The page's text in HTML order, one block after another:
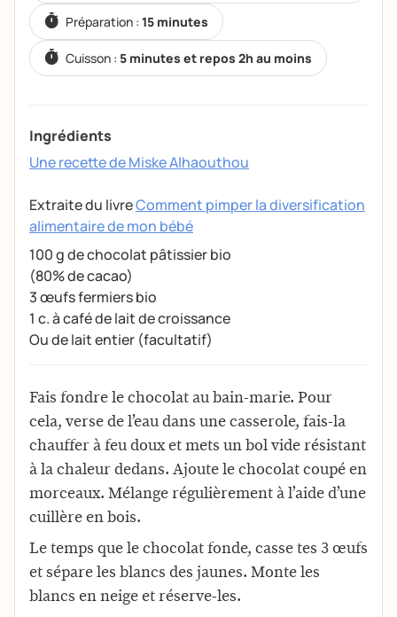
Préparation :15 minutes
Cuisson : 5 minutes et repos 2h au moins
Ingrédients
Une recette de MiskeAlhaouthou
Extraite du livreComment pimper la diversification
alimentaire de mon bébé
100 g de chocolat pâtissier bio
(80% de cacao)
3 œufs fermiers bio
1 c. à café de lait de croissance
Ou de lait entier (facultatif)
Fais fondre le chocolat au bain-marie. Pour
cela, verse de l’eau dans une casserole, fais-la
chauffer à feu doux et mets un bol vide résistant
à la chaleur dedans. Ajoute le chocolat coupé en
morceaux. Mélange régulièrement à l’aide d’une
cuillère en bois.
Le temps que le chocolat fonde, casse tes 3 œufs
et sépare les blancs des jaunes. Monte les
blancs en neige et réserve-les.